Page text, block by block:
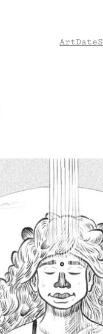
ArtDate